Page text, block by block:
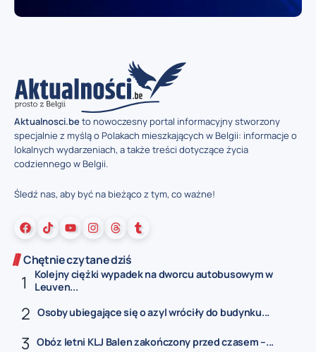
Aktualnosci.beto nowoczesny portal informacyjny stworzony
specjalnie z myślą o Polakach mieszkających w Belgii: informacje o
lokalnych wydarzeniach, a także treści dotyczące życia
codziennego w Belgii.
Śledź nas, aby być na bieżąco z tym, co ważne!
Chętnie czytane dziś
Kolejny ciężki wypadek na dworcu autobusowym w
Leuven...
Osoby ubiegające się o azyl wróciły do budynku...
Obóz letni KLJ Balen zakończony przed czasem –...